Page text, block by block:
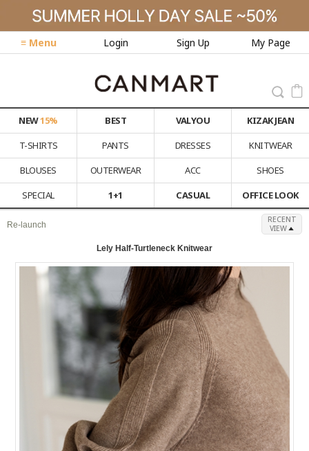
≡ Menu Login Sign Up My Page
NEW15% BEST VALYOU
KIZAK JEAN
T-SHIRTS
PANTS DRESSES
KNITWEAR
BLOUSES
OUTERWEAR ACC
SHOES
SPECIAL
1+1 CASUAL OFFICE LOOK
Re-launch
RECENT
VIEW
Lely Half-Turtleneck Knitwear